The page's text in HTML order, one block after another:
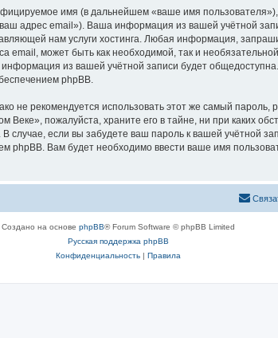
имя (в дальнейшем «ваше имя
адрес email»). Ваша информация из вашей учётной
нам услуги хостинга. Любая информация,
email, может быть как необходимой, так и
из вашей учётной записи будет общедоступна.
phpBB.
рекомендуется использовать этот же самый пароль,
пожалуйста, храните его в тайне, ни при каких
случае, если вы забудете ваш пароль к вашей учётной
Вам будет необходимо ввести ваше имя
Создано на основе phpBB® Forum Software © phpBB Limited
Русская поддержка phpBB
Конфиденциальность| Правила